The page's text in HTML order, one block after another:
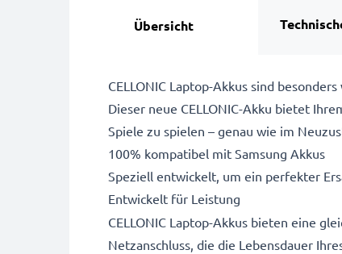
Übersicht
CELLONIC Laptop-Akkus sind
Dieser neue CELLONIC-Akku bietet
Spiele zu spielen – genau wie im
100% kompatibel mit Samsung Akkus
Speziell entwickelt, um ein perfekter
Entwickelt für Leistung
CELLONIC Laptop-Akkus bieten eine
Netzanschluss, die die Lebensdauer